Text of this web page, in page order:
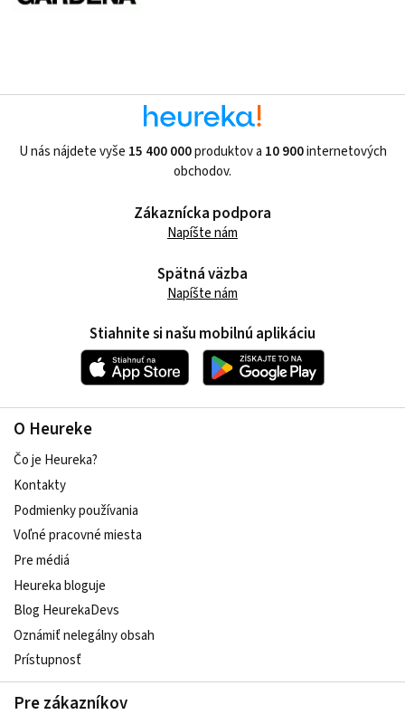
U nás nájdete vyše 15 400 000produktov a 10 900internetových
obchodov.
O Heureke
Čo je Heureka?
Kontakty
Podmienky používania
Voľné pracovné miesta
Pre médiá
Heureka bloguje
Blog HeurekaDevs
Oznámiť nelegálny obsah
Prístupnosť
Pre zákazníkov
Zákaznícka podpora
Napíšte nám
Spätná väzba
Napíšte nám
Stiahnite si našu mobilnú aplikáciu